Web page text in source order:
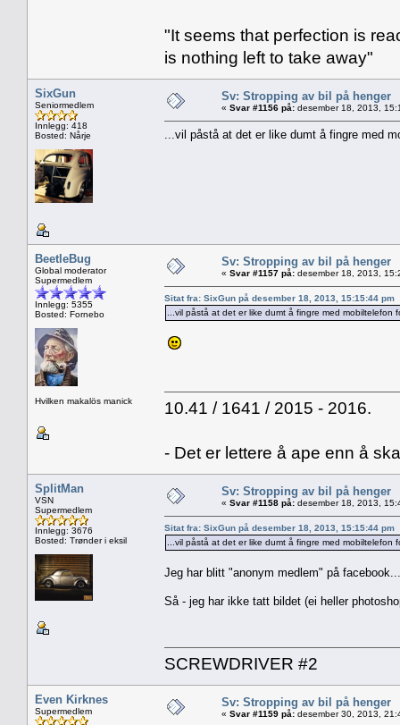
"It seems that perfection is
is nothing left to take away"
SixGun
Seniormedlem
Innlegg: 418
Bosted: Nårje
Sv: Stropping av bil på henger
« Svar #1156 på: desember 18, 2013,
...vil påstå at det er like dumt å fingre med
BeetleBug
Global moderator
Supermedlem
Innlegg: 5355
Bosted: Fornebo
Hvilken makalös manick
Sv: Stropping av bil på henger
« Svar #1157 på: desember 18, 2013,
Sitat fra: SixGun på desember 18, 2013, 15:15:44 pm
...vil påstå at det er like dumt å fingre med
10.41 / 1641 / 2015 - 2016.
- Det er lettere å ape enn å
SplitMan
VSN
Supermedlem
Innlegg: 3676
Bosted: Trønder i eksil
Sv: Stropping av bil på henger
« Svar #1158 på: desember 18, 2013,
Sitat fra: SixGun på desember 18, 2013, 15:15:44 pm
...vil påstå at det er like dumt å fingre med
Jeg har blitt "anonym medlem" på
Så - jeg har ikke tatt bildet (ei heller
SCREWDRIVER #2
Even Kirknes
Supermedlem
Sv: Stropping av bil på henger
« Svar #1159 på: desember 30, 2013,